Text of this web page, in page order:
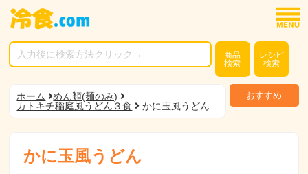
商品
検索
レシピ
検索
ホーム
めん類(麺のみ)
カトキチ稲庭風うどん３食
かに玉風うどん
おすすめ
かに玉風うどん